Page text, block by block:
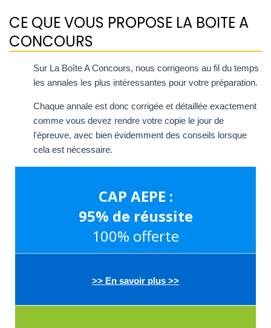
CE QUE VOUS PROPOSE LA BOITE A
CONCOURS
Sur La Boîte A Concours, nous corrigeons au fil du temps
les annales les plus intéressantes pour votre préparation.
Chaque annale est donc corrigée et détaillée exactement
comme vous devez rendre votre copie le jour de
l'épreuve, avec bien évidemment des conseils lorsque
cela est nécessaire.
CAP AEPE :
95% de réussite
100% offerte
>> En savoir plus >>